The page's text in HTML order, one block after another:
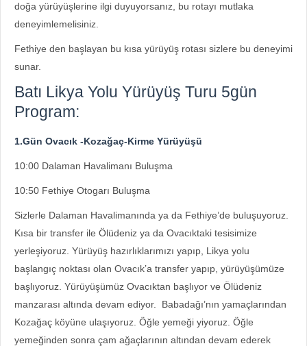
doğa yürüyüşlerine ilgi duyuyorsanız, bu rotayı mutlaka
deneyimlemelisiniz.
Fethiye den başlayan bu kısa yürüyüş rotası sizlere bu deneyimi
sunar.
Batı Likya Yolu Yürüyüş Turu 5gün
Program:
1.Gün Ovacık -Kozağaç-Kirme Yürüyüşü
10:00 Dalaman Havalimanı Buluşma
10:50 Fethiye Otogarı Buluşma
Sizlerle Dalaman Havalimanında ya da Fethiye’de buluşuyoruz.
Kısa bir transfer ile Ölüdeniz ya da Ovacıktaki tesisimize
yerleşiyoruz. Yürüyüş hazırlıklarımızı yapıp, Likya yolu
başlangıç noktası olan Ovacık’a transfer yapıp, yürüyüşümüze
başlıyoruz. Yürüyüşümüz Ovacıktan başlıyor ve Ölüdeniz
manzarası altında devam ediyor. Babadağı’nın yamaçlarından
Kozağaç köyüne ulaşıyoruz. Öğle yemeği yiyoruz. Öğle
yemeğinden sonra çam ağaçlarının altından devam ederek